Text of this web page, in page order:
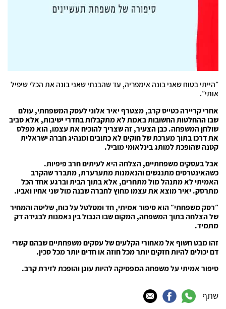
״הייתי בטוח שאני בונה אימפריה, עד שהבנתי שאני בונה את הכלי שיפיל
אותי״.
אחרי קריירה כטייס קרב, מצטרף יאיר אלוני לעסק המשפחתי, עולם
שבו ההחלטות החשובות באמת לא מתקבלות בחדרי ישיבות, אלא סביב
שולחן המשפחה. כבן הצעיר, זה שצריך להוכיח את עצמו, הוא מפלס
את דרכו בתוך מערכת של חוקים לא כתובים ומנהיג חברה ישראלית
קטנה שהופכת למותג בינלאומי מוביל.
אבל בעסקים משפחתיים, הצלחה היא לעיתים חרב פיפיות.
כשהאינטרסים מתנגשים והנאמנות מתערערת, מתברר שהקרב
האמיתי לא מתנהל מול מתחרים, אלא בתוך הבית וברגע אחד הכל
מתרסק. יאיר מוצא את עצמו מחוץ לחברה שבנה מול שני אחיו ואביו.
״רסק משפחתי״ הוא סיפור אמיתי, חד ומטלטל על כוח, שליטה והמחיר
של הצלחה בתוך המשפחה, המקום שבו הגבול בין נאמנות לבגידה דק
מתמיד.
זהו מבט חשוף אל מאחורי הקלעים של עסקים משפחתיים שבהם קשרי
דם יכולים להיות חזקים יותר מכל חוזה או חדים יותר מכל סכין.
סיפור אמיתי על משפחה המפסיקה להיות עוגן והופכת לזירת קרב.
שתף